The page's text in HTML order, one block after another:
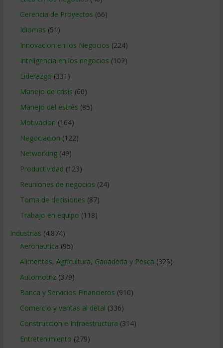
Gerencia de Proyectos (66)
Idiomas (51)
Innovacion en los Negocios (224)
Inteligencia en los negocios (102)
Liderazgo (331)
Manejo de crisis (60)
Manejo del estrés (85)
Motivacion (164)
Negociacion (122)
Networking(49)
Productividad (123)
Reuniones de negocios (24)
Toma de decisiones (87)
Trabajo en equipo (118)
Industrias (4.874)
Aeronautica (95)
Alimentos, Agricultura, Ganaderia y Pesca (325)
Automotriz(379)
Banca y Servicios Financieros (910)
Comercio y ventas al detal (336)
Construccion e Infraestructura (314)
Entretenimiento (279)